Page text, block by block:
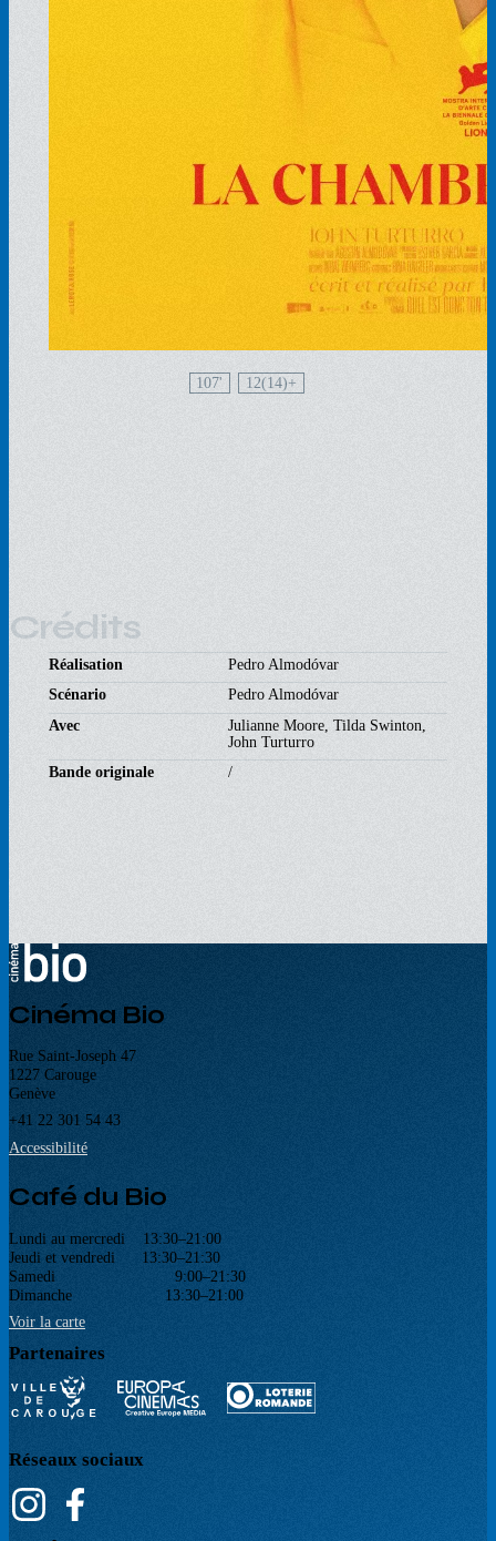
107' 12(14)
Crédits
Réalisation
Pedro Almodóvar
Scénario
Pedro Almodóvar
Avec
Julianne Moore, Tilda Swinton,
John Turturro
Bande originale
/
Cinéma Bio
Rue Saint-Joseph 47
1227 Carouge
Genève
+41 22 301 54 43
Accessibilité
Café du Bio
Lundi au mercredi 13:30–21:00
Jeudi et vendredi 13:30–21:30
Samedi 9:00–21:30
Dimanche 13:30–21:00
Voir la carte
Partenaires
Réseaux sociaux